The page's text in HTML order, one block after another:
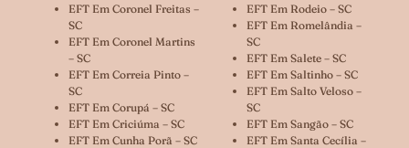
EFT Em Coronel Freitas –
SC
EFT Em Coronel Martins
– SC
EFT Em Correia Pinto –
SC
EFT Em Corupá – SC
EFT Em Criciúma – SC
EFT Em Cunha Porã – SC
EFT Em Rodeio – SC
EFT Em Romelândia –
SC
EFT Em Salete – SC
EFT Em Saltinho – SC
EFT Em Salto Veloso –
SC
EFT Em Sangão – SC
EFT Em Santa Cecília –